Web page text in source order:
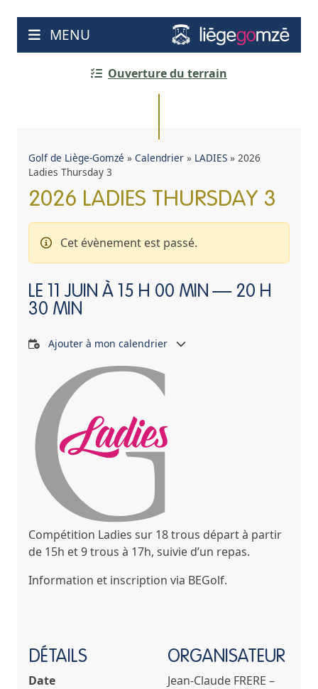
contenu
MENU
Ouverture du terrain
Golf de Liège-Gomzé » Calendrier » LADIES » 2026
Ladies Thursday 3
2026 LADIES THURSDAY 3
Cet évènement est passé.
LE 11 JUIN À 15 H 00 MIN — 20 H
30 MIN
Ajouter à mon calendrier
Compétition Ladies sur 18 trous départ à partir
de 15h et 9 trous à 17h, suivie d’un repas.
Information et inscription via BEGolf.
DÉTAILS
Date
ORGANISATEUR
Jean-Claude FRERE –